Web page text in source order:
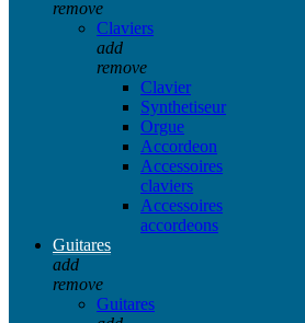
remove
Claviers
add
remove
Clavier
Synthetiseur
Orgue
Accordeon
Accessoires
claviers
Accessoires
accordeons
Guitares
add
remove
Guitares